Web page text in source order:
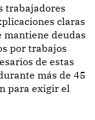
trabajadores
claras
mantiene deudas
por trabajos
de estas
más de 45
para exigir el